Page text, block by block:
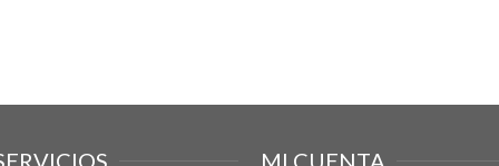
MI CUENTA